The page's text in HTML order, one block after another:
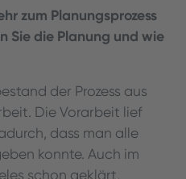
zum Planungsprozess
Sie die Planung und wie
der Prozess aus
Die Vorarbeit lief
dass man alle
konnte. Auch im
schon geklärt,